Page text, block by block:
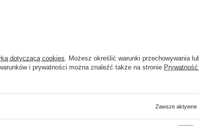
newslettera
dotyczącą cookies . Możesz określić warunki przechowywania
i prywatności można znaleźć także na stronie Prywatność
Zawsze aktywne